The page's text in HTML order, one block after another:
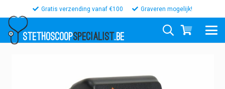
Gratis verzending vanaf €100 Graveren mogelijk!
STETHOSCOOPSPECIALIST.BE